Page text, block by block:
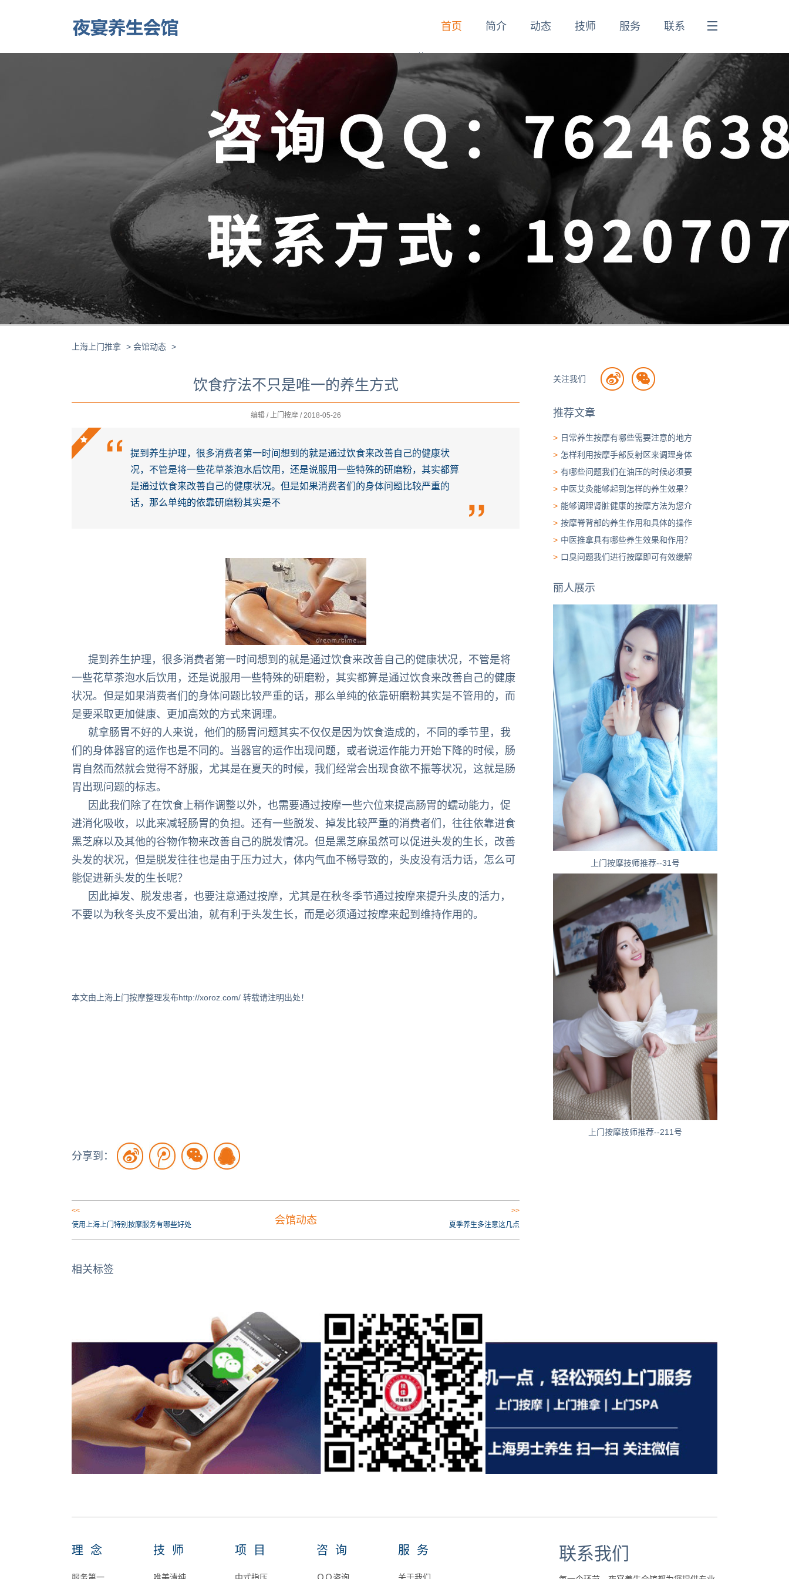
首页 简介 动态 技师 服务 联系
简介
动态
技师
上海上门推拿 > 会馆动态 >
饮食疗法不只是唯一的养生方式
编辑 / 上门按摩 / 2018-05-26
提到养生护理，很多消费者第一时间想到的就是通过饮食来改善自己的健康状
况，不管是将一些花草茶泡水后饮用，还是说服用一些特殊的研磨粉，其实都算
是通过饮食来改善自己的健康状况。但是如果消费者们的身体问题比较严重的
话，那么单纯的依靠研磨粉其实是不
提到养生护理，很多消费者第一时间想到的就是通过饮食来改善自己的健康状况，不管是将
一些花草茶泡水后饮用，还是说服用一些特殊的研磨粉，其实都算是通过饮食来改善自己的健康
状况。但是如果消费者们的身体问题比较严重的话，那么单纯的依靠研磨粉其实是不管用的，而
是要采取更加健康、更加高效的方式来调理。
就拿肠胃不好的人来说，他们的肠胃问题其实不仅仅是因为饮食造成的，不同的季节里，我
们的身体器官的运作也是不同的。当器官的运作出现问题，或者说运作能力开始下降的时候，肠
胃自然而然就会觉得不舒服，尤其是在夏天的时候，我们经常会出现食欲不振等状况，这就是肠
胃出现问题的标志。
因此我们除了在饮食上稍作调整以外，也需要通过按摩一些穴位来提高肠胃的蠕动能力，促
进消化吸收，以此来减轻肠胃的负担。还有一些脱发、掉发比较严重的消费者们，往往依靠进食
黑芝麻以及其他的谷物作物来改善自己的脱发情况。但是黑芝麻虽然可以促进头发的生长，改善
头发的状况，但是脱发往往也是由于压力过大，体内气血不畅导致的，头皮没有活力话，怎么可
能促进新头发的生长呢？
因此掉发、脱发患者，也要注意通过按摩，尤其是在秋冬季节通过按摩来提升头皮的活力，
不要以为秋冬头皮不爱出油，就有利于头发生长，而是必须通过按摩来起到维持作用的。
本文由上海上门按摩整理发布http://xoroz.com/ 转载请注明出处！
关注我们
推荐文章
> 日常养生按摩有哪些需要注意的地方
> 怎样利用按摩手部反射区来调理身体
> 有哪些问题我们在油压的时候必须要
> 中医艾灸能够起到怎样的养生效果？
> 能够调理肾脏健康的按摩方法为您介
> 按摩脊背部的养生作用和具体的操作
> 中医推拿具有哪些养生效果和作用？
> 口臭问题我们进行按摩即可有效缓解
丽人展示
上门按摩技师推荐--31号
上门按摩技师推荐--211号
分享到：
会馆动态
<<
使用上海上门特别按摩服务有哪些好处
>>
夏季养生多注意这几点
相关标签
理念
服务第一
技师
唯美清纯
项目
中式指压
咨询
ＱＱ咨询
服务
关于我们
联系我们